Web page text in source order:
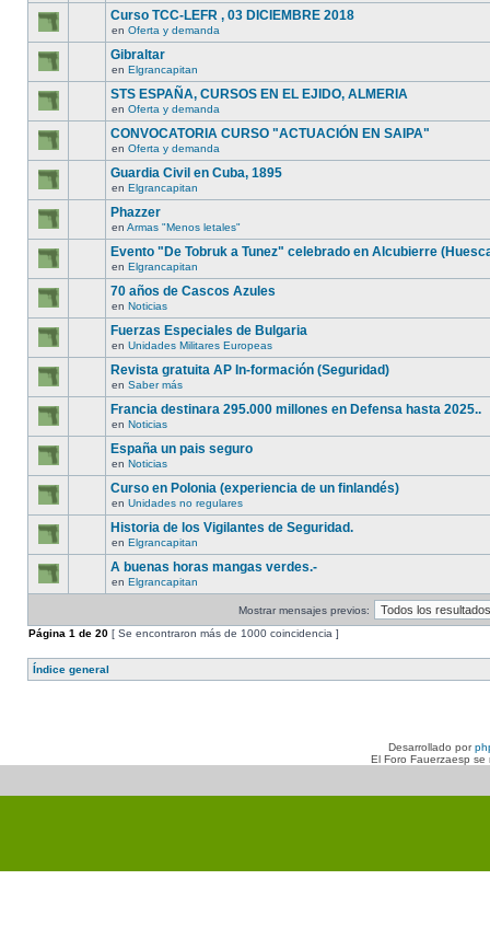
Curso TCC-LEFR , 03 DICIEMBRE 2018
en Oferta y demanda
Gibraltar
en Elgrancapitan
STS ESPAÑA, CURSOS EN EL EJIDO, ALMERIA
en Oferta y demanda
CONVOCATORIA CURSO "ACTUACIÓN EN SAIPA"
en Oferta y demanda
Guardia Civil en Cuba, 1895
en Elgrancapitan
Phazzer
en Armas "Menos letales"
Evento "De Tobruk a Tunez" celebrado en Alcubierre
en Elgrancapitan
70 años de Cascos Azules
en Noticias
Fuerzas Especiales de Bulgaria
en Unidades Militares Europeas
Revista gratuita AP In-formación (Seguridad)
en Saber más
Francia destinara 295.000 millones en Defensa hasta 2025..
en Noticias
España un pais seguro
en Noticias
Curso en Polonia (experiencia de un finlandés)
en Unidades no regulares
Historia de los Vigilantes de Seguridad.
en Elgrancapitan
A buenas horas mangas verdes.-
en Elgrancapitan
Mostrar mensajes previos:
Página 1 de 20 [ Se encontraron más de 1000 coincidencia ]
Índice general
Desarrollado por
El Foro Fauerzaesp